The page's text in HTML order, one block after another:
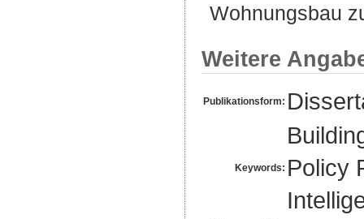
Wohnungsbau
Weitere
Publikationsform:
Keywords: Policy